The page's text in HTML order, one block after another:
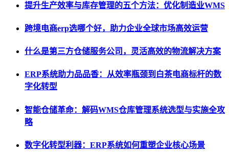
提升生产效率与库存管理的五个方法：优化制造业WMS
跨境电商erp选哪个好，助力企业全球市场高效运营
什么是第三方仓储服务公司，灵活高效的物流解决方案
ERP系统助力品品香：从效率瓶颈到白茶电商标杆的数
字化转型
智能仓储革命：解码WMS仓库管理系统选型与实施全攻
略
数字化转型利器：ERP系统如何重塑企业核心场景